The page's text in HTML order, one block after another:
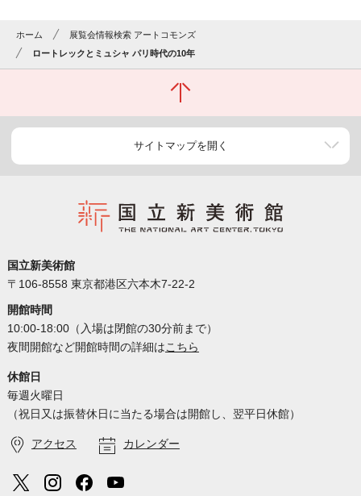
ホーム
展覧会情報検索 アートコモンズ
ロートレックとミュシャ パリ時代の10年
サイトマップを開く
国立新美術館
〒106-8558 東京都港区六本木7-22-2
開館時間
10:00-18:00（入場は閉館の30分前まで）
夜間開館など開館時間の詳細はこちら
休館日
毎週火曜日
（祝日又は振替休日に当たる場合は開館し、翌平日休館）
アクセス カレンダー